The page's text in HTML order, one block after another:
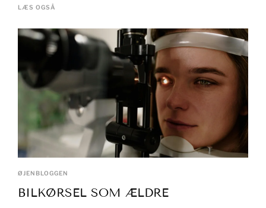
LÆS OGSÅ
ØJENBLOGGEN
BILKØRSEL SOM ÆLDRE